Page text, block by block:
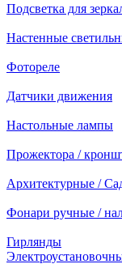
Подсветка для
Настенные
Фотореле
Датчики движения
Настольные лампы
Прожектора /
Архитектурные /
Фонари ручные /
Гирлянды